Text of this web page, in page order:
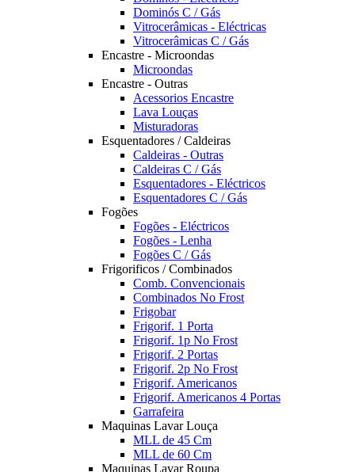
Dominós C / Gás
Vitrocerâmicas - Eléctricas
Vitrocerâmicas C / Gás
Encastre - Microondas
Microondas
Encastre - Outras
Acessorios Encastre
Lava Louças
Misturadoras
Esquentadores / Caldeiras
Caldeiras - Outras
Caldeiras C / Gás
Esquentadores - Eléctricos
Esquentadores C / Gás
Fogões
Fogões - Eléctricos
Fogões - Lenha
Fogões C / Gás
Frigorificos / Combinados
Comb. Convencionais
Combinados No Frost
Frigobar
Frigorif. 1 Porta
Frigorif. 1p No Frost
Frigorif. 2 Portas
Frigorif. 2p No Frost
Frigorif. Americanos
Frigorif. Americanos 4 Portas
Garrafeira
Maquinas Lavar Louça
MLL de 45 Cm
MLL de 60 Cm
Maquinas Lavar Roupa